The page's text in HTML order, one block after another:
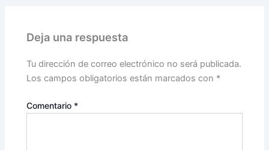
Deja una respuesta
Tu dirección de correo electrónico no será publicada.
Los campos obligatorios están marcados con *
Comentario *